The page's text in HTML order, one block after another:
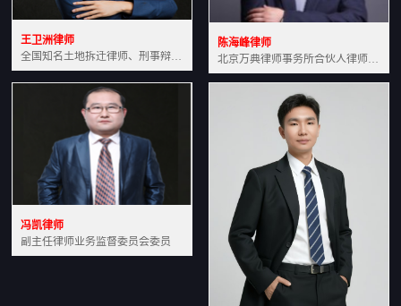
王卫洲律师
全国知名土地拆迁律师、刑事辩护律师北京万典律师事务所主任中国法学会会员北京市行政法研究会理事
陈海峰律师
北京万典律师事务所合伙人律师土地房产专业资深律师
冯凯律师
副主任律师业务监督委员会委员